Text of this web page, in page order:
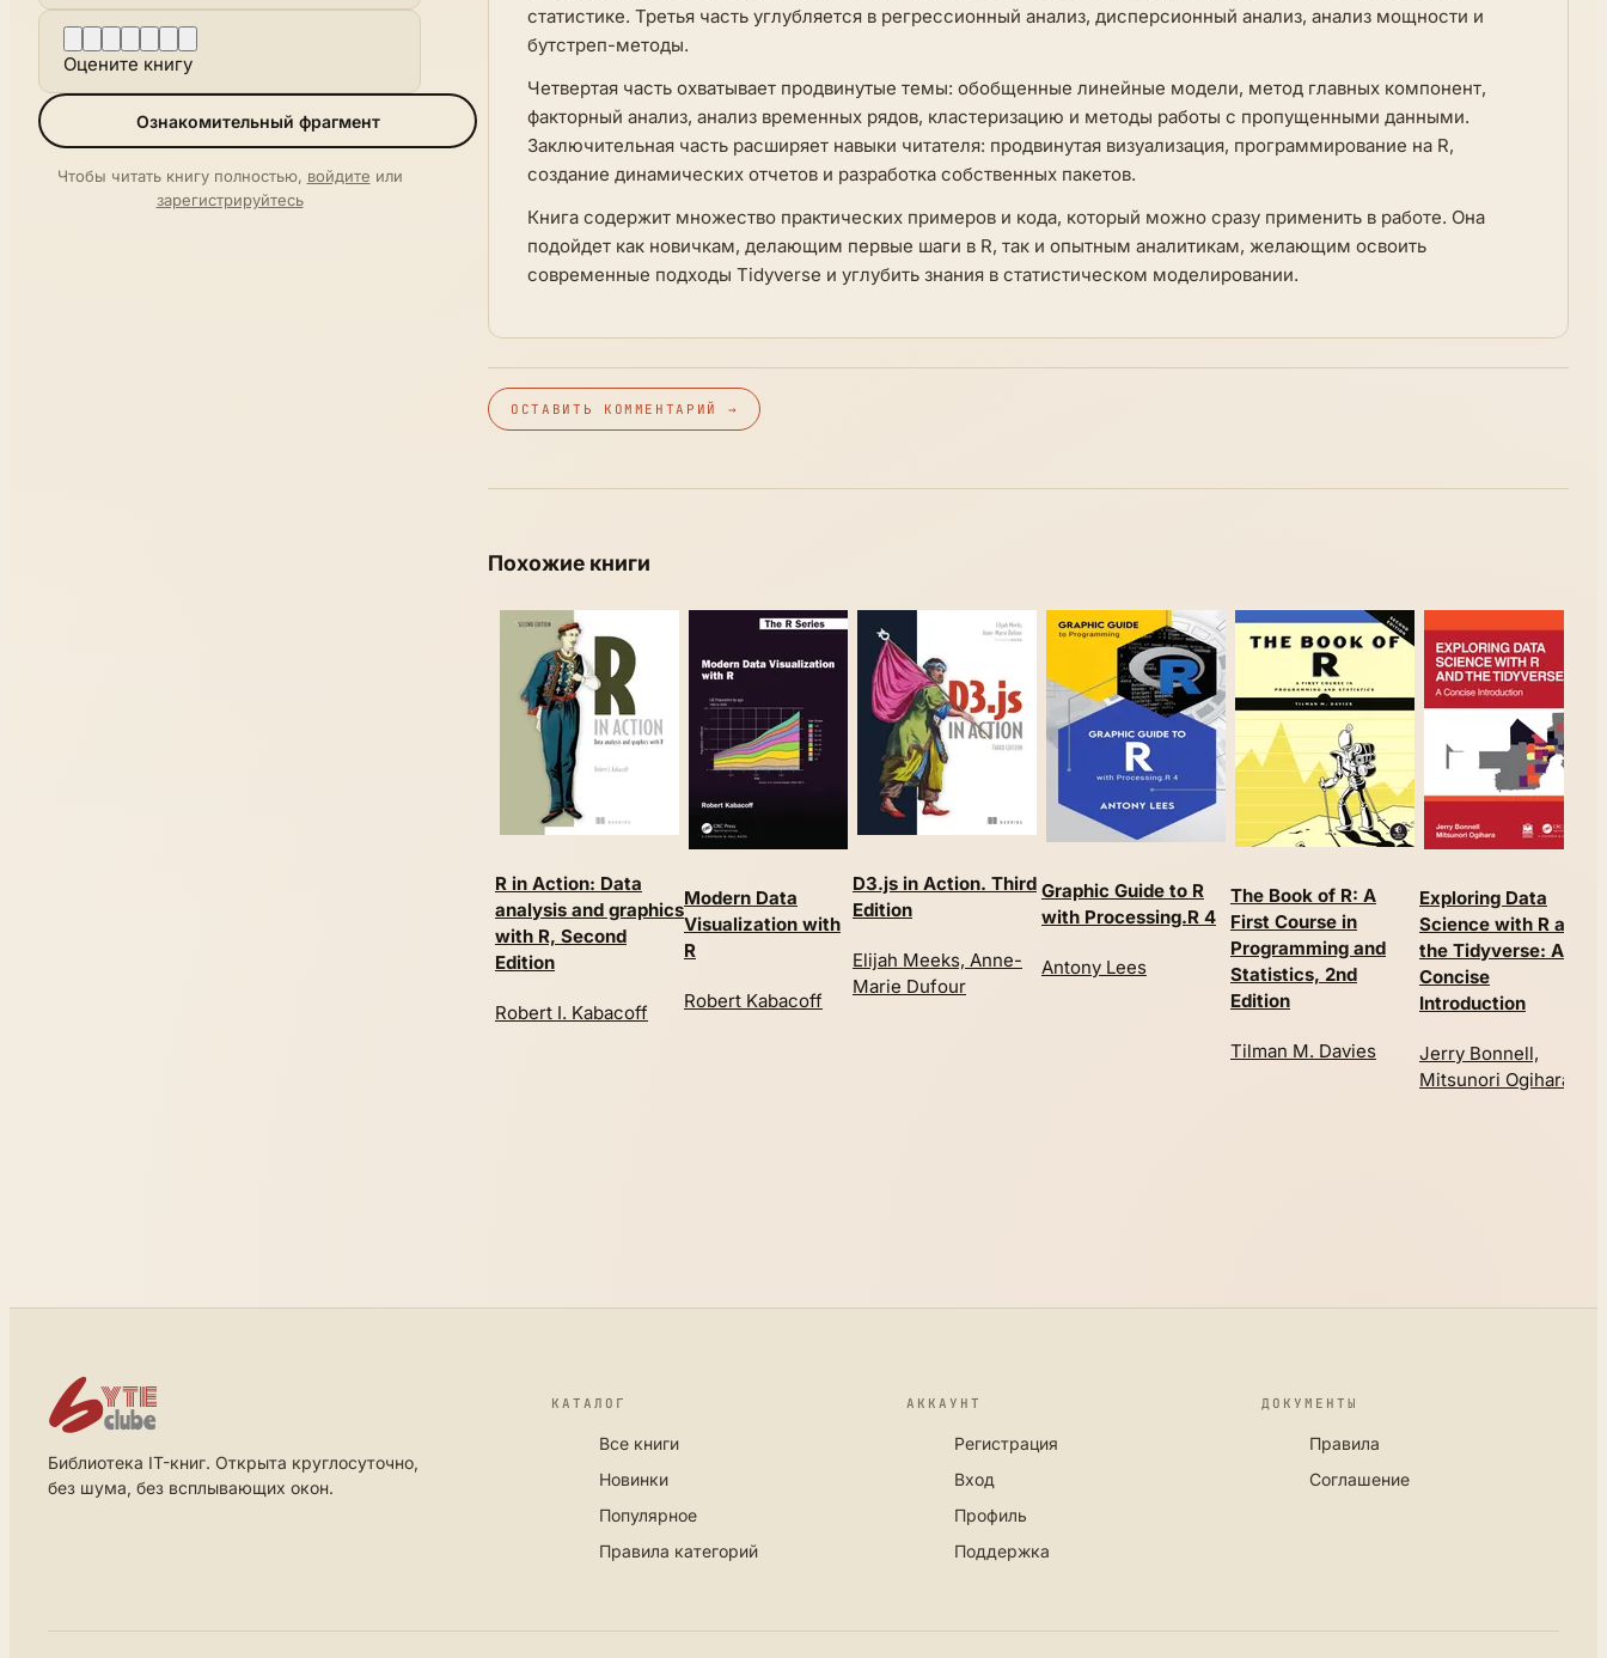
Оцените книгу
Ознакомительный фрагмент
Чтобы читать книгу полностью, войдите или
зарегистрируйтесь
статистике. Третья часть углубляется в регрессионный анализ, дисперсионный анализ, анализ мощности и
бутстреп-методы.
Четвертая часть охватывает продвинутые темы: обобщенные линейные модели, метод главных компонент,
факторный анализ, анализ временных рядов, кластеризацию и методы работы с пропущенными данными.
Заключительная часть расширяет навыки читателя: продвинутая визуализация, программирование на R,
создание динамических отчетов и разработка собственных пакетов.
Книга содержит множество практических примеров и кода, который можно сразу применить в работе. Она
подойдет как новичкам, делающим первые шаги в R, так и опытным аналитикам, желающим освоить
современные подходы Tidyverse и углубить знания в статистическом моделировании.
ОСТАВИТЬ КОММЕНТАРИЙ →
Похожие книги
R in Action: Data
analysis and graphics
with R, Second
Edition
Robert I. Kabacoff
Modern Data
Visualization with
R
Robert Kabacoff
D3.js in Action. Third
Edition
Elijah Meeks, Anne-
Marie Dufour
Graphic Guide to R
with Processing.R 4
Antony Lees
The Book of R: A
First Course in
Programming and
Statistics, 2nd
Edition
Tilman M. Davies
Exploring Data
Science with R and
the Tidyverse: A
Concise
Introduction
Jerry Bonnell,
Mitsunori Ogihara
Библиотека IT-книг. Открыта круглосуточно,
без шума, без всплывающих окон.
КАТАЛОГ
Все книги
Новинки
Популярное
Правила категорий
АККАУНТ
Регистрация
Вход
Профиль
Поддержка
ДОКУМЕНТЫ
Правила
Соглашение